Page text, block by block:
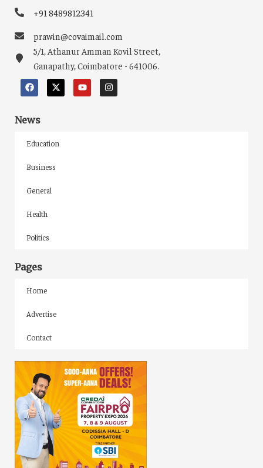
+91 8489812341
prawin@covaimail.com
5/1, Athanur Amman Kovil Street,
Ganapathy, Coimbatore - 641006.
News
Education
Business
General
Health
Politics
Pages
Home
Advertise
Contact